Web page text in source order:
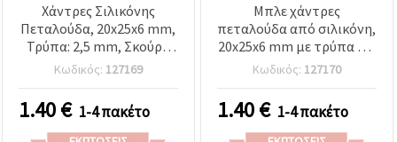
Χάντρες Σιλικόνης
Πεταλούδα, 20x25x6 mm,
Τρύπα: 2,5 mm, Σκούρο
Ροζ - 2 τεμ.
Κωδικός: 127169
1.40€ 1-4 πακέτο
Μπλε χάντρες
πεταλούδα από σιλικόνη,
20x25x6 mm με τρύπα 2,5
mm – Σετ 2 χαριτωμένων
τεμαχίων για κοσμήματα
& DIY χειροτεχνίες
Κωδικός: 127170
1.40€ 1-4 πακέτο